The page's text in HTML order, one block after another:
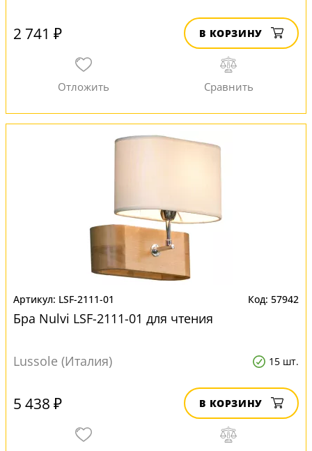
2 741 ₽ В КОРЗИНУ
LSF-2111-01 57942
Бра Nulvi LSF-2111-01 для чтения
Lussole (Италия) 15 шт.
5 438 ₽ В КОРЗИНУ